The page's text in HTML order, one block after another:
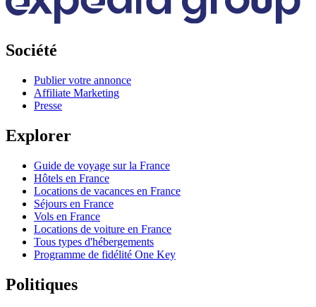
Société
Publier votre annonce
Affiliate Marketing
Presse
Explorer
Guide de voyage sur la France
Hôtels en France
Locations de vacances en France
Séjours en France
Vols en France
Locations de voiture en France
Tous types d'hébergements
Programme de fidélité One Key
Politiques